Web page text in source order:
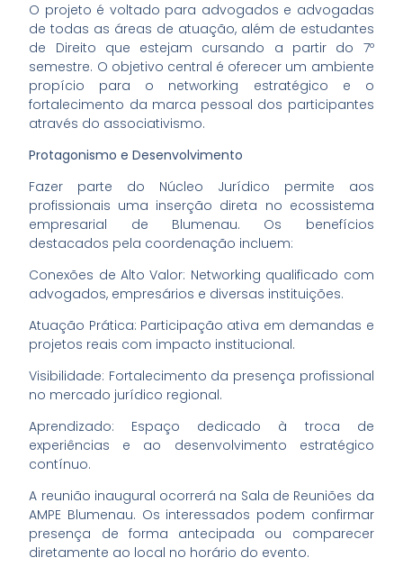
O projeto é voltado para advogados e advogadas
de todas as áreas de atuação, além de estudantes
de Direito que estejam cursando a partir do 7º
semestre. O objetivo central é oferecer um ambiente
propício para o networking estratégico e o
fortalecimento da marca pessoal dos participantes
através do associativismo.
Protagonismo e Desenvolvimento
Fazer parte do Núcleo Jurídico permite aos
profissionais uma inserção direta no ecossistema
empresarial de Blumenau. Os benefícios
destacados pela coordenação incluem:
Conexões de Alto Valor: Networking qualificado com
advogados, empresários e diversas instituições.
Atuação Prática: Participação ativa em demandas e
projetos reais com impacto institucional.
Visibilidade: Fortalecimento da presença profissional
no mercado jurídico regional.
Aprendizado: Espaço dedicado à troca de
experiências e ao desenvolvimento estratégico
contínuo.
A reunião inaugural ocorrerá na Sala de Reuniões da
AMPE Blumenau. Os interessados podem confirmar
presença de forma antecipada ou comparecer
diretamente ao local no horário do evento.